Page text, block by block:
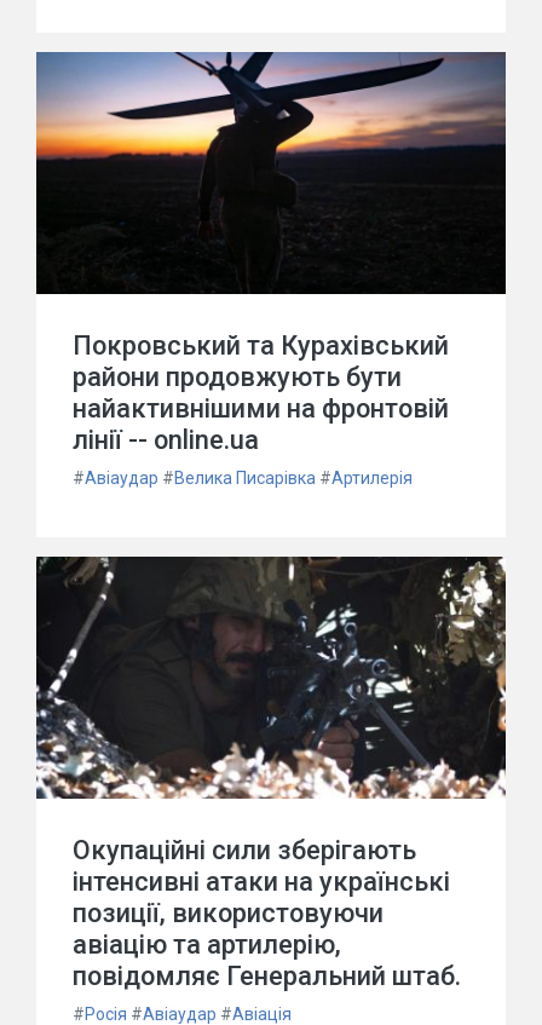
Покровський та Курахівський
райони продовжують бути
найактивнішими на фронтовій
лінії -- online.ua
#Авіаудар #Велика Писарівка #Артилерія
Окупаційні сили зберігають
інтенсивні атаки на українські
позиції, використовуючи
авіацію та артилерію,
повідомляє Генеральний штаб.
#Росія #Авіаудар #Авіація